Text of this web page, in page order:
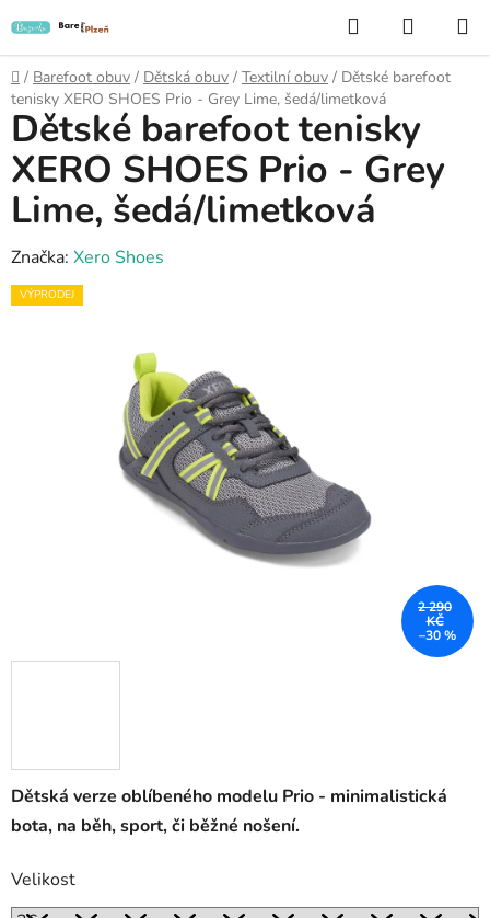
na
obsah
Hledat
KOŠÍK
Domů
/ Barefoot obuv / Dětská obuv / Textilní obuv / Dětské barefoot
tenisky XERO SHOES Prio - Grey Lime, šedá/limetková
Dětská verze oblíbeného modelu Prio - minimalistická
bota, na běh, sport, či běžné nošení.
Velikost
Dětské barefoot tenisky
XERO SHOES Prio - Grey
Lime, šedá/limetková
Značka: Xero Shoes
VÝPRODEJ
2 290
KČ
–30 %